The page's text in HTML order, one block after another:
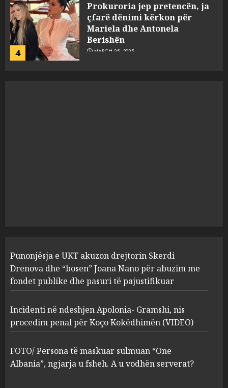
5
“Ai që drejtonte makinën më
ngjau me Talo Çelën”,
dëshmia e Nuredin Dumanit
flet për PERSONAT që e
plagosën!
3
sulmuan “One Albania”,
ngjarja u fsheh. A u vodhën
serverat?
MARCH 25, 2025
4
Prokuroria jep pretencën, ja
çfarë dënimi kërkon për
Mariela dhe Antonela
Berishën
MARCH 25, 2025
Punonjësja e UKT akuzon drejtorin Skerdi
Drenova dhe “bosen” Joana Nano për abuzim me
fondet publike dhe pasuri të pajustifikuar
Incidenti në ndeshjen Apolonia- Gramshi, nis
procedim penal për Koço Kokëdhimën (VIDEO)
FOTO/ Persona të maskuar sulmuan “One
Albania”, ngjarja u fsheh. A u vodhën serverat?